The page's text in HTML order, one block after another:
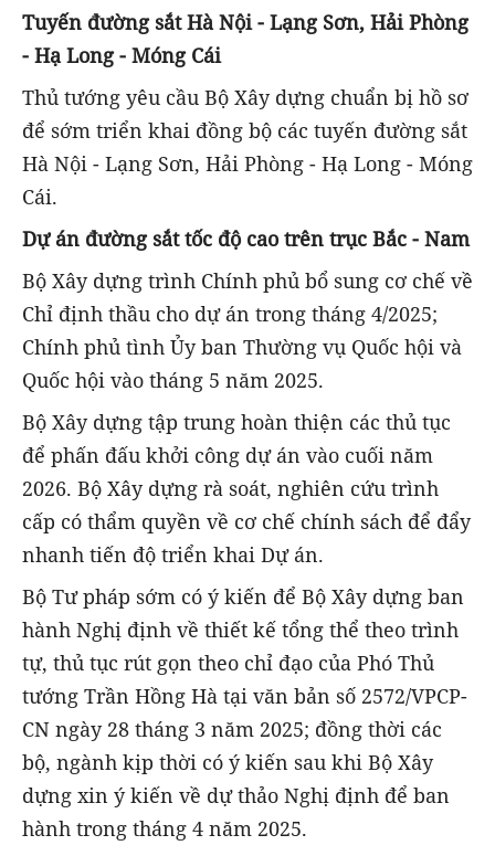
Tuyến đường sắt Hà Nội - Lạng Sơn, Hải Phòng
- Hạ Long - Móng Cái
Thủ tướng yêu cầu Bộ Xây dựng chuẩn bị hồ sơ
để sớm triển khai đồng bộ các tuyến đường sắt
Hà Nội - Lạng Sơn, Hải Phòng - Hạ Long - Móng
Cái.
Dự án đường sắt tốc độ cao trên trục Bắc - Nam
Bộ Xây dựng trình Chính phủ bổ sung cơ chế về
Chỉ định thầu cho dự án trong tháng 4/2025;
Chính phủ tình Ủy ban Thường vụ Quốc hội và
Quốc hội vào tháng 5 năm 2025.
Bộ Xây dựng tập trung hoàn thiện các thủ tục
để phấn đấu khởi công dự án vào cuối năm
2026. Bộ Xây dựng rà soát, nghiên cứu trình
cấp có thẩm quyền về cơ chế chính sách để đẩy
nhanh tiến độ triển khai Dự án.
Bộ Tư pháp sớm có ý kiến để Bộ Xây dựng ban
hành Nghị định về thiết kế tổng thể theo trình
tự, thủ tục rút gọn theo chỉ đạo của Phó Thủ
tướng Trần Hồng Hà tại văn bản số 2572/VPCP-
CN ngày 28 tháng 3 năm 2025; đồng thời các
bộ, ngành kịp thời có ý kiến sau khi Bộ Xây
dựng xin ý kiến về dự thảo Nghị định để ban
hành trong tháng 4 năm 2025.